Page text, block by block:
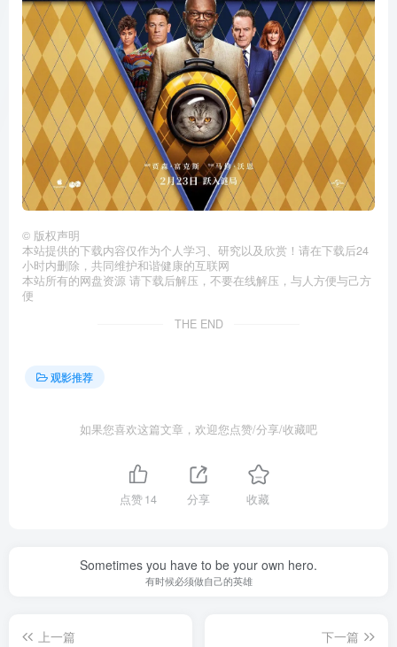
© 版权声明
本站提供的下载内容仅作为个人学习、研究以及欣赏！请在下载后24
小时内删除，共同维护和谐健康的互联网
本站所有的网盘资源 请下载后解压，不要在线解压，与人方便与己方
便
THE END
观影推荐
如果您喜欢这篇文章，欢迎您点赞/分享/收藏吧
点赞14 分享 收藏
Sometimes you have to be your own hero.
有时候必须做自己的英雄
上一篇
下一篇